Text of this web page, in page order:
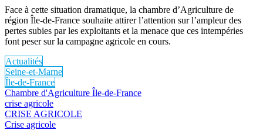
Face à cette situation dramatique, la chambre d’Agriculture de
région Île-de-France souhaite attirer l’attention sur l’ampleur des
pertes subies par les exploitants et la menace que ces intempéries
font peser sur la campagne agricole en cours.
Actualités
Seine-et-Marne
Île-de-France
Chambre d'Agriculture Île-de-France
crise agricole
CRISE AGRICOLE
Crise agricole